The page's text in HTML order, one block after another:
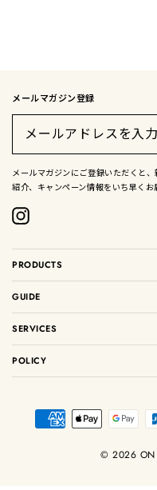
メールマガジン登録
ア
レ
ス
入
力
メールマガジンにご登録いただくと
紹介、キャンペーン情報をいち早くお
PRODUCTS
GUIDE
SERVICES
POLICY
© 2026 ON